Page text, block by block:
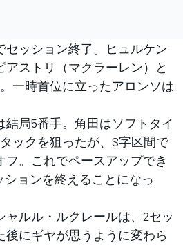
ッション終了。ヒュルケン
ストリ（マクラーレン）と
一時首位に立ったアロンソは
局5番手。角田はソフトタイ
ックを狙ったが、S字区間で
。これでペースアップでき
ションを終えることになっ
ルル・ルクレールは、2セッ
後にギヤが思うように変わら